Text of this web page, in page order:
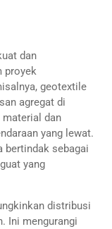
dan
proyek
geotextile
agregat di
material dan
yang lewat.
bertindak sebagai
yang
distribusi
Ini mengurangi